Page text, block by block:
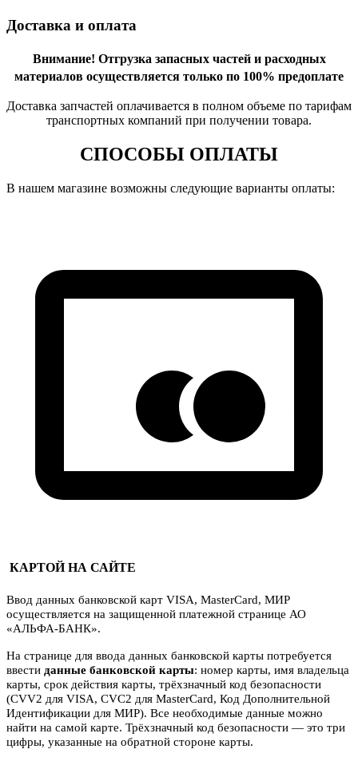
Доставка и оплата
Внимание! Отгрузка запасных частей и расходных
материалов осуществляется только по 100% предоплате
Доставка запчастей оплачивается в полном объеме по тарифам
транспортных компаний при получении товара.
СПОСОБЫ ОПЛАТЫ
В нашем магазине возможны следующие варианты оплаты:
КАРТОЙ НА САЙТЕ
Ввод данных банковской карт VISA, MasterCard, МИР
осуществляется на защищенной платежной странице АО
«АЛЬФА-БАНК».
На странице для ввода данных банковской карты потребуется
ввести данные банковской карты: номер карты, имя владельца
карты, срок действия карты, трёхзначный код безопасности
(CVV2 для VISA, CVC2 для MasterCard, Код Дополнительной
Идентификации для МИР). Все необходимые данные можно
найти на самой карте. Трёхзначный код безопасности — это три
цифры, указанные на обратной стороне карты.